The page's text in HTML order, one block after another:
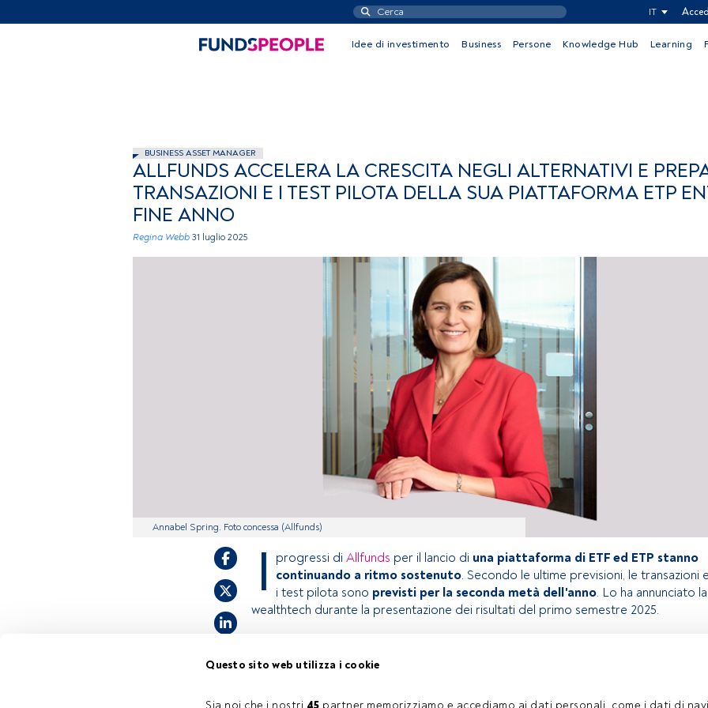
Questo sito web utilizza i cookie
IT
Idee di investimento Business Persone Knowledge Hub Learning
BUSINESS ASSET MANAGER
ALLFUNDS ACCELERA LA CRESCITA NEGLI ALTERNATIVI E
TRANSAZIONI E I TEST PILOTA DELLA SUA PIATTAFORMA ETP
FINE ANNO
Regina Webb 31 luglio 2025
Annabel Spring. Foto concessa (Allfunds)
I progressi di Allfunds per il lancio di una piattaforma di ETF ed ETP stanno
continuando a ritmo sostenuto. Secondo le ultime previsioni, le transazioni e
i test pilota sono previsti per la seconda metà dell'anno. Lo ha annunciato la
wealthtech durante la presentazione dei risultati del primo semestre 2025.
Questo è un articolo riservato agli utenti FundsPeople. Se sei già registrato,
registrarti per scoprire tutti i contenuti che FundsPeople ha da offrire.